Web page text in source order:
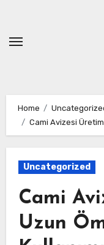
content
Home
Cami Avizesi
Uncategorized
Cami
Uzun